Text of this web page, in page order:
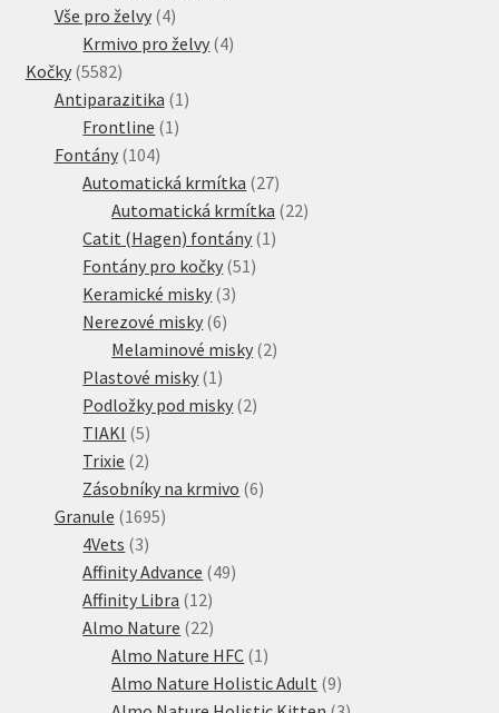
Vše pro želvy 44
produkty
Krmivo pro želvy 44
Kočky 55825582
produktů
Antiparazitika 1 1
Frontline 1 1
Fontány 104104
produktů
Automatická krmítka 2727
produktů
Automatická krmítka 2222
Catit (Hagen) fontány 1 1
Fontány pro kočky 51 51
Keramické misky 33
Nerezové misky 66
produktů
Melaminové misky 22
Plastové misky 1 1
produkt
Podložky pod misky 22
TIAKI 55
produktů
Trixie 22
produkty
Zásobníky na krmivo 66
Granule 16951695
4Vets 33
produkty
Affinity Advance 4949
Affinity Libra 1212
produktů
Almo Nature 2222
produktů
Almo Nature HFC 1 1
produkt
Almo Nature Holistic Adult 99